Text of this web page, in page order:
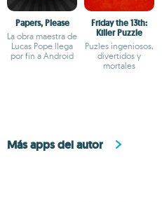
Papers, Please
La obra maestra de
Lucas Pope llega
por fin a Android
Friday the 13th:
Killer Puzzle
Puzles ingeniosos,
divertidos y
mortales
Más apps del autor